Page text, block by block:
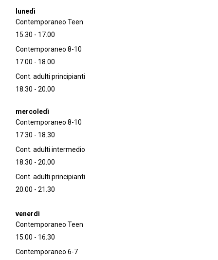
Contemporaneo Teen
15.30 - 17.00
Contemporaneo 8-10
17.00 - 18.00
Cont. adulti principianti
18.30 - 20.00
Contemporaneo 8-10
17.30 - 18.30
Cont. adulti intermedio
18.30 - 20.00
Cont. adulti principianti
20.00 - 21.30
Contemporaneo Teen
15.00 - 16.30
Contemporaneo 6-7